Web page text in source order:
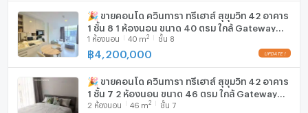
🎉 ขายคอนโด ควินทารา ทรีเฮาส์ สุขุมวิท 42 อาคาร
1 ชั้น 8 1 ห้องนอน ขนาด 40 ตรม ใกล้ Gateway
เอกมัย
1 ห้องนอน 40 m2 ชั้น 8
฿ 4,200,000
🎉 ขายคอนโด ควินทารา ทรีเฮาส์ สุขุมวิท 42 อาคาร
1 ชั้น 7 2 ห้องนอน ขนาด 46 ตรม ใกล้ Gateway
เอกมัย
2 ห้องนอน 46 m2 ชั้น 7